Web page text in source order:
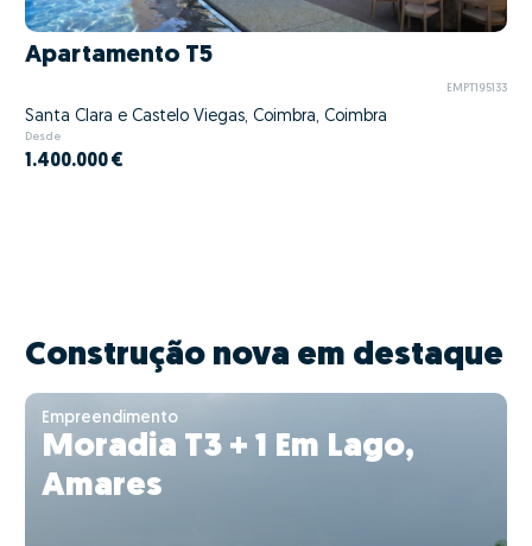
Apartamento T5
EMPT195133
Santa Clara e Castelo Viegas, Coimbra, Coimbra
Desde
1.400.000 €
Construção nova em destaque
Empreendimento
Moradia T3 + 1 Em Lago,
Amares